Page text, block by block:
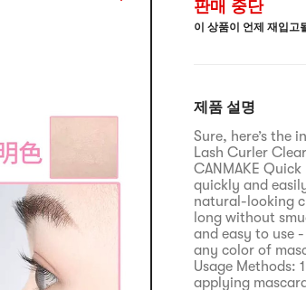
판매 중단
이 상품이 언제 재입고
제품 설명
Sure, here’s the
Lash Curler
CANMAKE
quickly and
natural-looking
long without
and easy to use
any color of
Usage Methods:
applying